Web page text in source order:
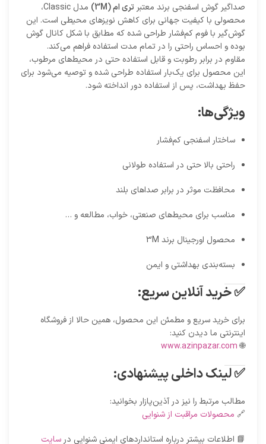
صداگیر گوش اسفنجی برند معتبر تری ام (3M)
مدل Classic،
محصولی با کیفیت جهانی برای کاهش نویزهای محیطی است. این
گوش‌گیر با فوم کم‌فشار طراحی شده که مطابق با شکل کانال گوش
بوده و احساس راحتی را در تمام مدت استفاده فراهم می‌کند.
مقاوم در برابر رطوبت و قابل استفاده حتی در محیط‌های مرطوب،
این محصول برای یک‌بار استفاده طراحی شده و توصیه می‌شود برای
حفظ بهداشت، پس از استفاده دور انداخته شود.
ویژگی‌ها:
ساختار اسفنجی کم‌فشار
راحتی بالا حتی در استفاده طولانی
محافظت موثر در برابر صداهای بلند
مناسب برای محیط‌های صنعتی، خواب، مطالعه و …
محصول اورجینال برند 3M
بسته‌بندی بهداشتی و ایمن
✅ خرید آنلاین سریع:
برای خرید سریع و مطمئن این محصول، همین حالا از فروشگاه
اینترنتی ما دیدن کنید:
🌐
www.azinpazar.com
✅ لینک داخلی پیشنهادی:
مطالب مرتبط را نیز در آذین‌پازار بخوانید:
🔗 محصولات مراقبت از شنوایی
📘 اطلاعات بیشتر درباره استانداردهای ایمنی شنوایی در سایت